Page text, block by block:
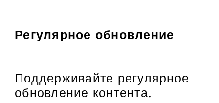
Регулярное обновление
Поддерживайте регулярное
обновление контента.